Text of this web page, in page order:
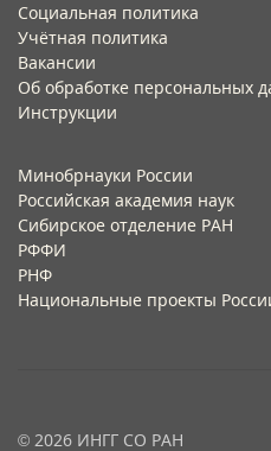
Социальная политика
Учётная политика​
Вакансии​
Об обработке персональных
Инструкции​
Минобрнауки России
Российская академия наук
Сибирское отделение РАН
РФФИ
РНФ
Национальные проекты
© 2026 ИНГГ СО РАН